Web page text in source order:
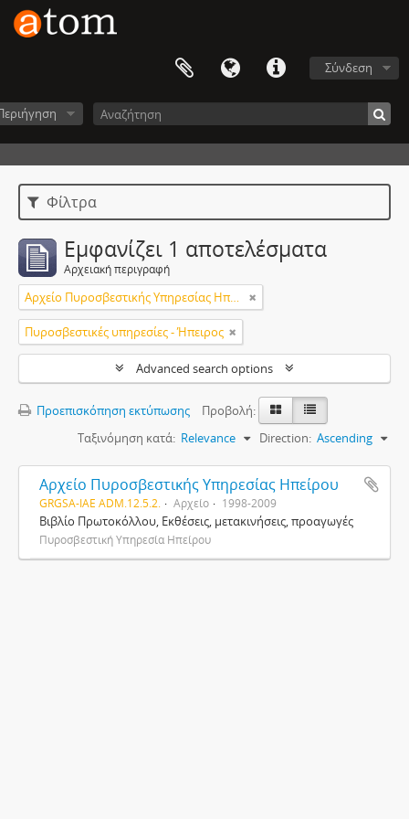
Σύνδεση
Φίλτρα
Εμφανίζει 1 αποτελέσματα
Αρχειακή περιγραφή
Αρχείο Πυροσβεστικής Υπηρεσίας Ηπείρου
Πυροσβεστικές υπηρεσίες - Ήπειρος
Advanced search options
Προεπισκόπηση εκτύπωσης
Προβολή:
Ταξινόμηση κατά: Relevance Direction: Ascending
Αρχείο Πυροσβεστικής Υπηρεσίας Ηπείρου
GRGSA-IAE ADM.12.5.2. Αρχείο 1998-2009
Βιβλίο Πρωτοκόλλου, Εκθέσεις, μετακινήσεις, προαγωγές
Πυροσβεστική Υπηρεσία Ηπείρου